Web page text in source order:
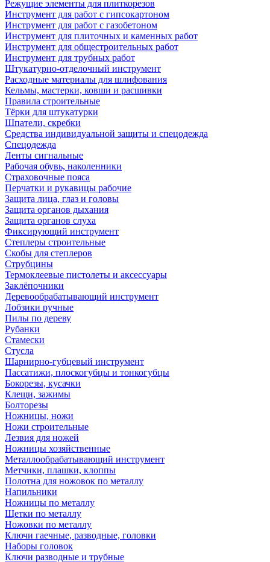
Режущие элементы для плиткорезов
Инструмент для работ с гипсокартоном
Инструмент для работ с газобетоном
Инструмент для плиточных и каменных работ
Инструмент для общестроительных работ
Инструмент для трубных работ
Штукатурно-отделочный инструмент
Расходные материалы для шлифования
Кельмы, мастерки, ковши и расшивки
Правила строительные
Тёрки для штукатурки
Шпатели, скребки
Средства индивидуальной защиты и спецодежда
Спецодежда
Ленты сигнальные
Рабочая обувь, наколенники
Страховочные пояса
Перчатки и рукавицы рабочие
Защита лица, глаз и головы
Защита органов дыхания
Защита органов слуха
Фиксирующий инструмент
Степлеры строительные
Скобы для степлеров
Струбцины
Термоклеевые пистолеты и аксессуары
Заклёпочники
Деревообрабатывающий инструмент
Лобзики ручные
Пилы по дереву
Рубанки
Стамески
Стусла
Шарнирно-губцевый инструмент
Пассатижи, плоскогубцы и тонкогубцы
Бокорезы, кусачки
Клещи, зажимы
Болторезы
Ножницы, ножи
Ножи строительные
Лезвия для ножей
Ножницы хозяйственные
Металлообрабатывающий инструмент
Метчики, плашки, клоппы
Полотна для ножовок по металлу
Напильники
Ножницы по металлу
Щетки по металлу
Ножовки по металлу
Ключи гаечные, разводные, головки
Наборы головок
Ключи разводные и трубные